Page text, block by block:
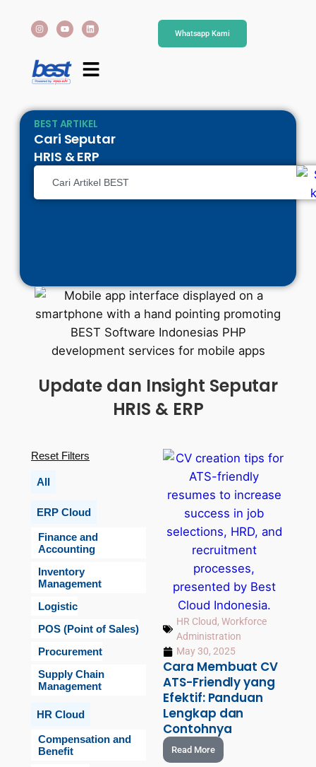
Whatsapp Kami
BEST ARTIKEL
Cari Seputar
HRIS & ERP
Update dan Insight Seputar
HRIS & ERP
All
ERP Cloud
Finance and
Accounting
Inventory
Management
Logistic
POS (Point of Sales)
Procurement
Supply Chain
Management
HR Cloud
Compensation and
Benefit
Reset Filters
HR Cloud,Workforce
Administration
May 30, 2025
Cara Membuat CV
ATS-Friendly yang
Efektif: Panduan
Lengkap dan
Contohnya
Read More